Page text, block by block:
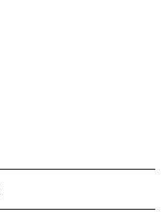
modo de navegación